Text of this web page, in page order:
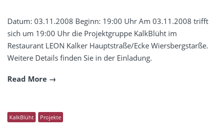
Datum: 03.11.2008 Beginn: 19:00 Uhr Am 03.11.2008 trifft
sich um 19:00 Uhr die Projektgruppe KalkBlüht im
Restaurant LEON Kalker Hauptstraße/Ecke Wiersbergstarße.
Weitere Details finden Sie in der Einladung.
Read More
KalkBlüht Projekte